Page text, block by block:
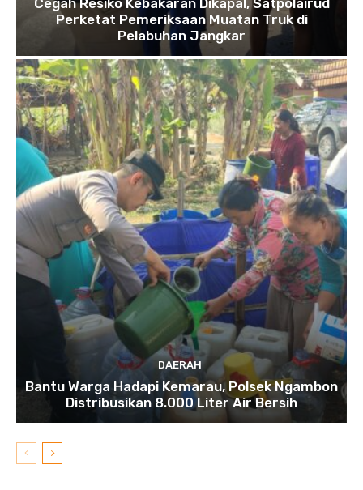
Cegah Resiko Kebakaran Dikapal, Satpolairud
Perketat Pemeriksaan Muatan Truk di
Pelabuhan Jangkar
DAERAH
Bantu Warga Hadapi Kemarau, Polsek Ngambon
Distribusikan 8.000 Liter Air Bersih